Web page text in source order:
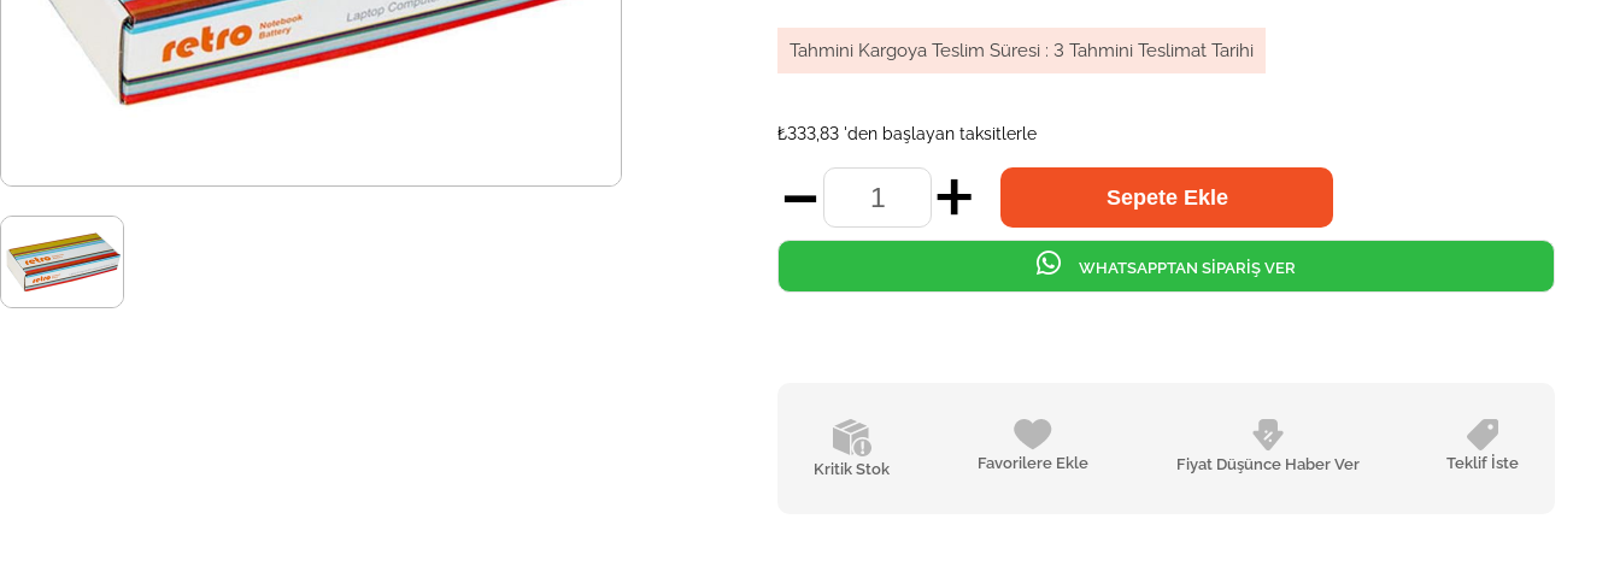
Tahmini Kargoya Teslim Süresi : 3 Tahmini Teslimat Tarihi
₺333,83 'den başlayan taksitlerle
Kritik Stok Favorilere Ekle Fiyat Düşünce Haber Ver Teklif İste
WHATSAPPTAN SİPARİŞ VER